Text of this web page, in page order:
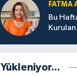
FATMA
Bu
Yükleniyor...